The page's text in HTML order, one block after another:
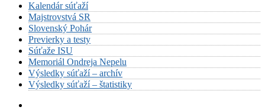
Kalendár súťaží
Majstrovstvá SR
Slovenský Pohár
Previerky a testy
Súťaže ISU
Memoriál Ondreja Nepelu
Výsledky súťaží – archív
Výsledky súťaží – štatistiky